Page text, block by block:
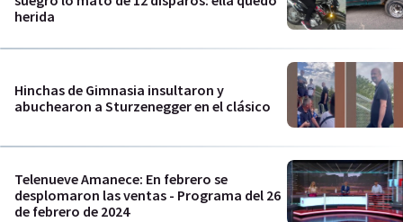
herida
Hinchas de Gimnasia insultaron y
abuchearon a Sturzenegger en el clásico
Telenueve Amanece: En febrero se
desplomaron las ventas - Programa del 26
de febrero de 2024